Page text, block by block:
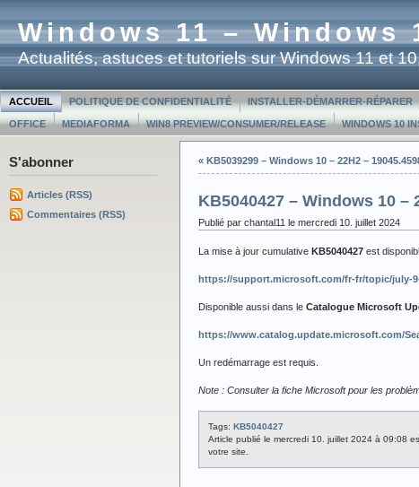
Windows 11 – Windows
Actualités, astuces et tutoriels sur Windows 11 et
ACCUEIL POLITIQUE DE CONFIDENTIALITÉ INSTALLER-DÉMARRER-RÉPARER
OFFICE MEDIAFORMA WIN8 PREVIEW/CONSUMER/RELEASE WINDOWS 10
S'abonner
Articles (RSS)
Commentaires (RSS)
« KB5039299 – Windows 10 – 22H2 –
KB5040427 – Windows 10 –
Publié par chantal11 le mercredi 10. juillet 2024
La mise à jour cumulative KB5040427 est
https://support.microsoft.com/fr-fr/topic/july-9-
Disponible aussi dans le Catalogue Microsoft
https://www.catalog.update.microsoft.com/
Un redémarrage est requis.
Note : Consulter la fiche Microsoft pour les
Tags: KB5040427
Article publié le mercredi 10. juillet 2024 à 09:08
votre site.